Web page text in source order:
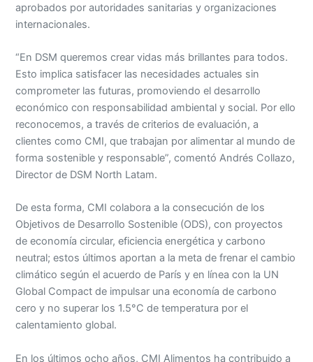
aprobados por autoridades sanitarias y organizaciones
internacionales.
“En DSM queremos crear vidas más brillantes para todos.
Esto implica satisfacer las necesidades actuales sin
comprometer las futuras, promoviendo el desarrollo
económico con responsabilidad ambiental y social. Por ello
reconocemos, a través de criterios de evaluación, a
clientes como CMI, que trabajan por alimentar al mundo de
forma sostenible y responsable”, comentó Andrés Collazo,
Director de DSM North Latam.
De esta forma, CMI colabora a la consecución de los
Objetivos de Desarrollo Sostenible (ODS), con proyectos
de economía circular, eficiencia energética y carbono
neutral; estos últimos aportan a la meta de frenar el cambio
climático según el acuerdo de París y en línea con la UN
Global Compact de impulsar una economía de carbono
cero y no superar los 1.5°C de temperatura por el
calentamiento global.
En los últimos ocho años, CMI Alimentos ha contribuido a